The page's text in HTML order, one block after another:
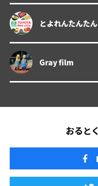
とよれんたんたん
Gray film
おると